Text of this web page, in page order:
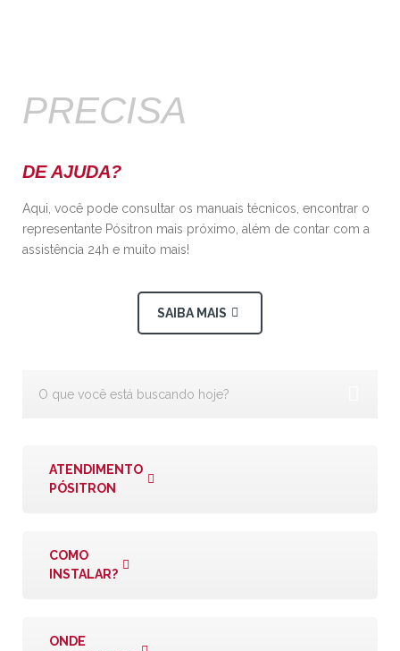
PRECISA
DE AJUDA?
Aqui, você pode consultar os manuais técnicos, encontrar o
representante Pósitron mais próximo, além de contar com a
assistência 24h e muito mais!
SAIBA MAIS
ATENDIMENTO
PÓSITRON
COMO
INSTALAR?
ONDE